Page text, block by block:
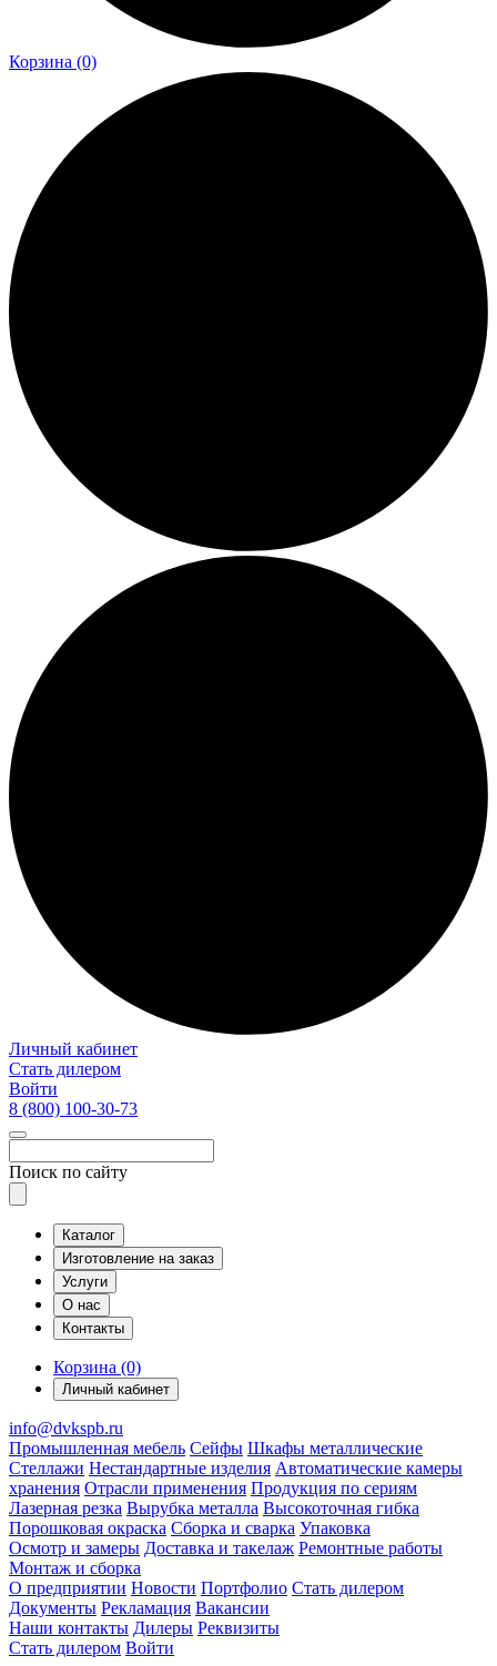
Корзина (0)
Личный кабинет
Стать дилером
Войти
8 (800) 100-30-73
Поиск по сайту
Каталог
Изготовление на заказ
Услуги
О нас
Контакты
Корзина (0)
Личный кабинет
info@dvkspb.ru
Промышленная мебель Сейфы Шкафы металлические
Стеллажи Нестандартные изделия Автоматические камеры
хранения Отрасли применения Продукция по сериям
Лазерная резка Вырубка металла Высокоточная гибка
Порошковая окраска Сборка и сварка Упаковка
Осмотр и замеры Доставка и такелаж Ремонтные работы
Монтаж и сборка
О предприятии Новости Портфолио Стать дилером
Документы Рекламация Вакансии
Наши контакты Дилеры Реквизиты
Стать дилером Войти